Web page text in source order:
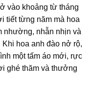
vào khoảng từ tháng
tiết từng năm mà hoa
nhường, nhẫn nhịn và
hoa anh đào nở rộ,
một tấm áo mới, rực
ghé thăm và thưởng